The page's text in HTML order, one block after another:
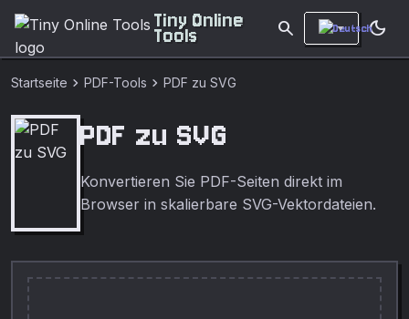
Tiny Online
Tools search dark_mode
Startseite chevron_right PDF-Tools chevron_right PDF zu SVG
PDF zu SVG
Konvertieren Sie PDF-Seiten direkt im
Browser in skalierbare SVG-Vektordateien.